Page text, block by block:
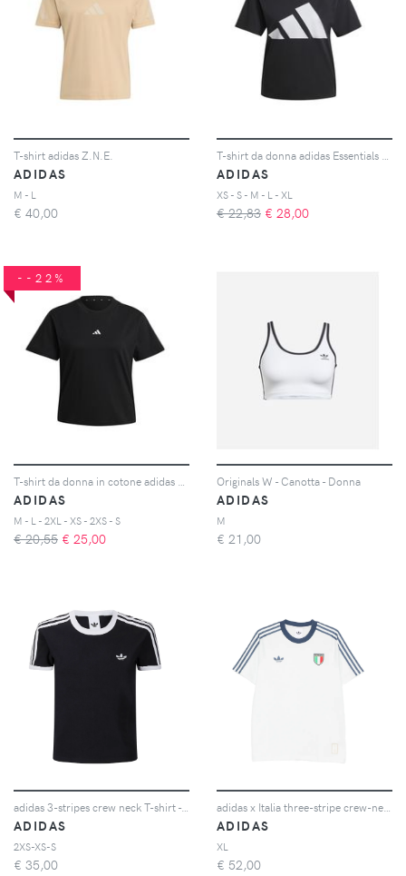
T-shirt adidas Z.N.E.
ADIDAS
M - L
€ 40,00
ADIDAS
XS - S - M - L - XL
€ 22,83 € 28,00
--22%
ADIDAS
M - L - 2XL - XS - 2XS - S
€ 20,55 € 25,00
Originals W - Canotta - Donna
ADIDAS
M
€ 21,00
ADIDAS
2XS-XS-S
€ 35,00
ADIDAS
XL
€ 52,00